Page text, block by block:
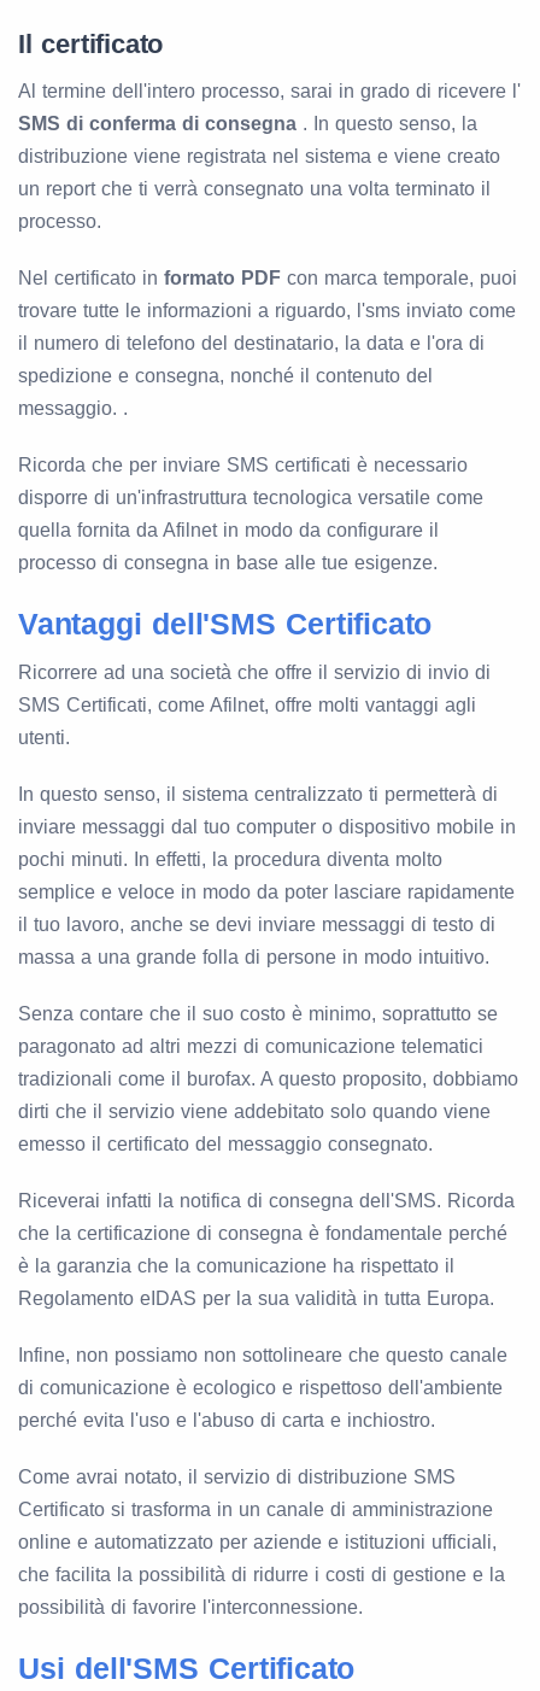
Il certificato
Al termine dell'intero processo, sarai in grado di ricevere l'
SMS di conferma di consegna . In questo senso, la
distribuzione viene registrata nel sistema e viene creato
un report che ti verrà consegnato una volta terminato il
processo.
Nel certificato in formato PDF con marca temporale, puoi
trovare tutte le informazioni a riguardo, l'sms inviato come
il numero di telefono del destinatario, la data e l'ora di
spedizione e consegna, nonché il contenuto del
messaggio. .
Ricorda che per inviare SMS certificati è necessario
disporre di un'infrastruttura tecnologica versatile come
quella fornita da Afilnet in modo da configurare il
processo di consegna in base alle tue esigenze.
Vantaggi dell'SMS Certificato
Ricorrere ad una società che offre il servizio di invio di
SMS Certificati, come Afilnet, offre molti vantaggi agli
utenti.
In questo senso, il sistema centralizzato ti permetterà di
inviare messaggi dal tuo computer o dispositivo mobile in
pochi minuti. In effetti, la procedura diventa molto
semplice e veloce in modo da poter lasciare rapidamente
il tuo lavoro, anche se devi inviare messaggi di testo di
massa a una grande folla di persone in modo intuitivo.
Senza contare che il suo costo è minimo, soprattutto se
paragonato ad altri mezzi di comunicazione telematici
tradizionali come il burofax. A questo proposito, dobbiamo
dirti che il servizio viene addebitato solo quando viene
emesso il certificato del messaggio consegnato.
Riceverai infatti la notifica di consegna dell'SMS. Ricorda
che la certificazione di consegna è fondamentale perché
è la garanzia che la comunicazione ha rispettato il
Regolamento eIDAS per la sua validità in tutta Europa.
Infine, non possiamo non sottolineare che questo canale
di comunicazione è ecologico e rispettoso dell'ambiente
perché evita l'uso e l'abuso di carta e inchiostro.
Come avrai notato, il servizio di distribuzione SMS
Certificato si trasforma in un canale di amministrazione
online e automatizzato per aziende e istituzioni ufficiali,
che facilita la possibilità di ridurre i costi di gestione e la
possibilità di favorire l'interconnessione.
Usi dell'SMS Certificato